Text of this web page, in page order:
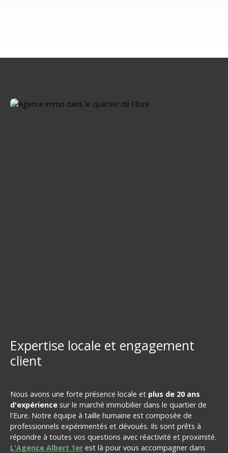
Expertise locale et engagement
client
Nous avons une forte présence locale et plus de 20 ans
d'expérience sur le marché immobilier dans le quartier de
l'Eure. Notre équipe à taille humaine est composée de
professionnels expérimentés et dévoués. Ils sont prêts à
répondre à toutes vos questions avec réactivité et proximité.
L'Agence Albert 1er est là pour vous accompagner dans